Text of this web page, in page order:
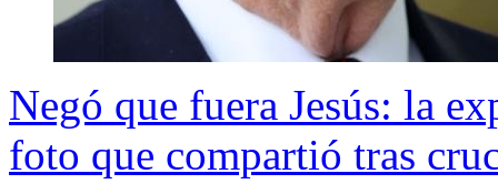
Negó que fuera Jesús: la
foto que compartió tras